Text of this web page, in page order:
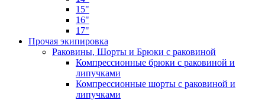
15"
16"
17"
Прочая экипировка
Раковины, Шорты и Брюки с раковиной
Компрессионные брюки с раковиной и
липучками
Компрессионные шорты с раковиной и
липучками